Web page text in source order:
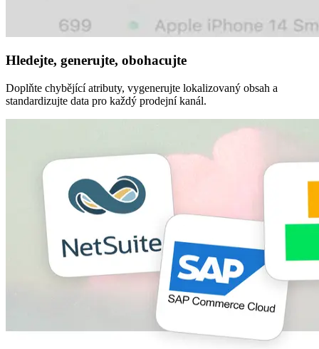
Hledejte, generujte, obohacujte
Doplňte chybějící atributy, vygenerujte lokalizovaný obsah a
standardizujte data pro každý prodejní kanál.